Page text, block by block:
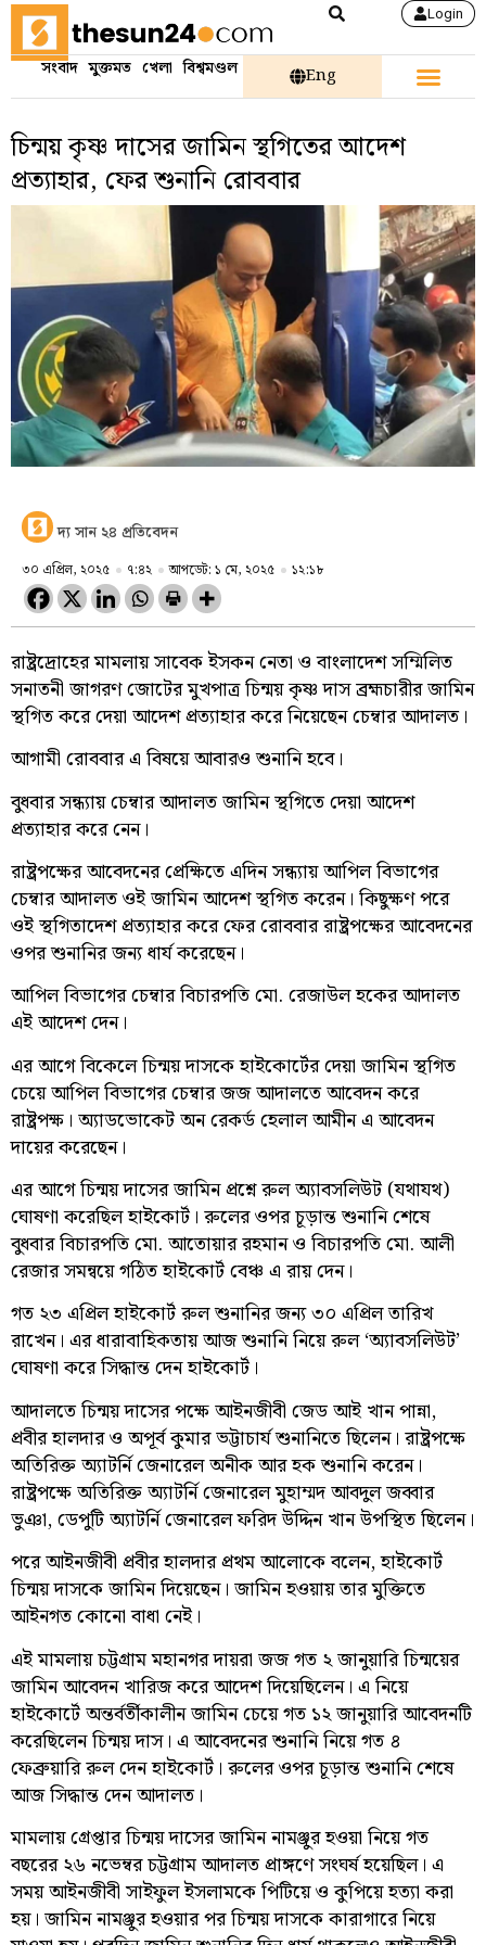
Login
সংবাদ মুক্তমত খেলা বিশ্বমণ্ডল Eng
চিন্ময় কৃষ্ণ দাসের জামিন স্থগিতের আদেশ
প্রত্যাহার, ফের শুনানি রোববার
দ্য সান ২৪ প্রতিবেদন
৩০ এপ্রিল, ২০২৫ ৭:৪২ আপডেট: ১ মে, ২০২৫ ১২:১৮
রাষ্ট্রদ্রোহের মামলায় সাবেক ইসকন নেতা ও বাংলাদেশ সম্মিলিত
সনাতনী জাগরণ জোটের মুখপাত্র চিন্ময় কৃষ্ণ দাস ব্রহ্মচারীর জামিন
স্থগিত করে দেয়া আদেশ প্রত্যাহার করে নিয়েছেন চেম্বার আদালত।
আগামী রোববার এ বিষয়ে আবারও শুনানি হবে।
বুধবার সন্ধ্যায় চেম্বার আদালত জামিন স্থগিতে দেয়া আদেশ
প্রত্যাহার করে নেন।
রাষ্ট্রপক্ষের আবেদনের প্রেক্ষিতে এদিন সন্ধ্যায় আপিল বিভাগের
চেম্বার আদালত ওই জামিন আদেশ স্থগিত করেন। কিছুক্ষণ পরে
ওই স্থগিতাদেশ প্রত্যাহার করে ফের রোববার রাষ্ট্রপক্ষের আবেদনের
ওপর শুনানির জন্য ধার্য করেছেন।
আপিল বিভাগের চেম্বার বিচারপতি মো. রেজাউল হকের আদালত
এই আদেশ দেন।
এর আগে বিকেলে চিন্ময় দাসকে হাইকোর্টের দেয়া জামিন স্থগিত
চেয়ে আপিল বিভাগের চেম্বার জজ আদালতে আবেদন করে
রাষ্ট্রপক্ষ। অ্যাডভোকেট অন রেকর্ড হেলাল আমীন এ আবেদন
দায়ের করেছেন।
এর আগে চিন্ময় দাসের জামিন প্রশ্নে রুল অ্যাবসলিউট (যথাযথ)
ঘোষণা করেছিল হাইকোর্ট। রুলের ওপর চূড়ান্ত শুনানি শেষে
বুধবার বিচারপতি মো. আতোয়ার রহমান ও বিচারপতি মো. আলী
রেজার সমন্বয়ে গঠিত হাইকোর্ট বেঞ্চ এ রায় দেন।
গত ২৩ এপ্রিল হাইকোর্ট রুল শুনানির জন্য ৩০ এপ্রিল তারিখ
রাখেন। এর ধারাবাহিকতায় আজ শুনানি নিয়ে রুল ‘অ্যাবসলিউট’
ঘোষণা করে সিদ্ধান্ত দেন হাইকোর্ট।
আদালতে চিন্ময় দাসের পক্ষে আইনজীবী জেড আই খান পান্না,
প্রবীর হালদার ও অপূর্ব কুমার ভট্টাচার্য শুনানিতে ছিলেন। রাষ্ট্রপক্ষে
অতিরিক্ত অ্যাটর্নি জেনারেল অনীক আর হক শুনানি করেন।
রাষ্ট্রপক্ষে অতিরিক্ত অ্যাটর্নি জেনারেল মুহাম্মদ আবদুল জব্বার
ভুঞা, ডেপুটি অ্যাটর্নি জেনারেল ফরিদ উদ্দিন খান উপস্থিত ছিলেন।
পরে আইনজীবী প্রবীর হালদার প্রথম আলোকে বলেন, হাইকোর্ট
চিন্ময় দাসকে জামিন দিয়েছেন। জামিন হওয়ায় তার মুক্তিতে
আইনগত কোনো বাধা নেই।
এই মামলায় চট্টগ্রাম মহানগর দায়রা জজ গত ২ জানুয়ারি চিন্ময়ের
জামিন আবেদন খারিজ করে আদেশ দিয়েছিলেন। এ নিয়ে
হাইকোর্টে অন্তর্বর্তীকালীন জামিন চেয়ে গত ১২ জানুয়ারি আবেদনটি
করেছিলেন চিন্ময় দাস। এ আবেদনের শুনানি নিয়ে গত ৪
ফেব্রুয়ারি রুল দেন হাইকোর্ট। রুলের ওপর চূড়ান্ত শুনানি শেষে
আজ সিদ্ধান্ত দেন আদালত।
মামলায় গ্রেপ্তার চিন্ময় দাসের জামিন নামঞ্জুর হওয়া নিয়ে গত
বছরের ২৬ নভেম্বর চট্টগ্রাম আদালত প্রাঙ্গণে সংঘর্ষ হয়েছিল। এ
সময় আইনজীবী সাইফুল ইসলামকে পিটিয়ে ও কুপিয়ে হত্যা করা
হয়। জামিন নামঞ্জুর হওয়ার পর চিন্ময় দাসকে কারাগারে নিয়ে